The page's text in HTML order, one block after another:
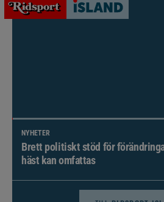
NYHETER
Brett politiskt stöd för
häst kan omfattas